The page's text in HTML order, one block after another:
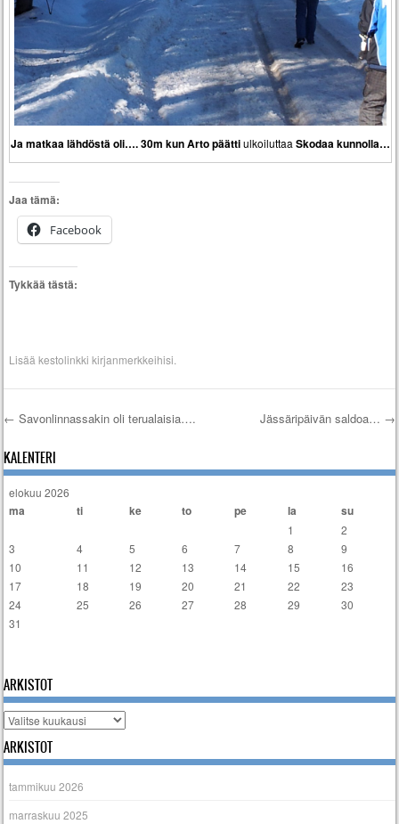
Ja matkaa lähdöstä oli…. 30m kun Arto päättiulkoiluttaa Skodaa kunnolla…
Jaa tämä:
Facebook
Tykkää tästä:
Lisääkestolinkki kirjanmerkkeihisi.
Artikkelien selaus
← Savonlinnassakin oli terualaisia…. Jässäripäivän saldoa… →
KALENTERI
elokuu 2026
ma ti ke to pe la su
1
2
3
4 5 6 7 8
9
10
11 12 13 14 15
16
17
18 19 20 21 22
23
24
25 26 27 28 29
30
31
ARKISTOT
Arkistot
ARKISTOT
tammikuu 2026
marraskuu 2025